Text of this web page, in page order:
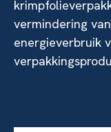
vermindering
energieverbruik